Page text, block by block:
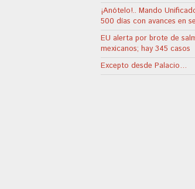
¡Anótelo!.. Mando
500 días con avances en
EU alerta por brote de
mexicanos; hay 345 casos
Excepto desde Palacio…